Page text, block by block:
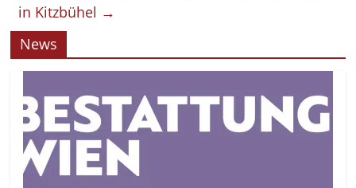
in Kitzbühel →
News